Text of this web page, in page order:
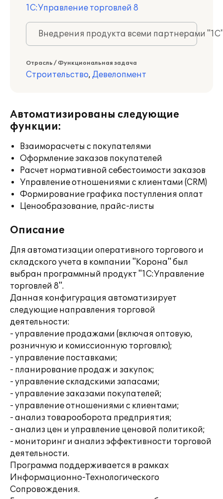
1С:Управление торговлей 8
Внедрения продукта всеми партнерами
Отрасль / Функциональная задача
Строительство, Девелопмент
Автоматизированы следующие
функции:
Взаиморасчеты с покупателями
Оформление заказов покупателей
Расчет нормативной себестоимости заказов
Управление отношениями с клиентами (CRM)
Формирование графика поступления оплат
Ценообразование, прайс-листы
Описание
Для автоматизации оперативного торгового и
складского учета в компании "Корона" был
выбран программный продукт "1С:Управление
торговлей 8".
Данная конфигурация автоматизирует
следующие направления торговой
деятельности:
- управление продажами (включая оптовую,
розничную и комиссионную торговлю);
- управление поставками;
- планирование продаж и закупок;
- управление складскими запасами;
- управление заказами покупателей;
- управление отношениями с клиентами;
- анализ товарооборота предприятия;
- анализ цен и управление ценовой политикой;
- мониторинг и анализ эффективности торговой
деятельности.
Программа поддерживается в рамках
Информационно-Технологического
Сопровождения.